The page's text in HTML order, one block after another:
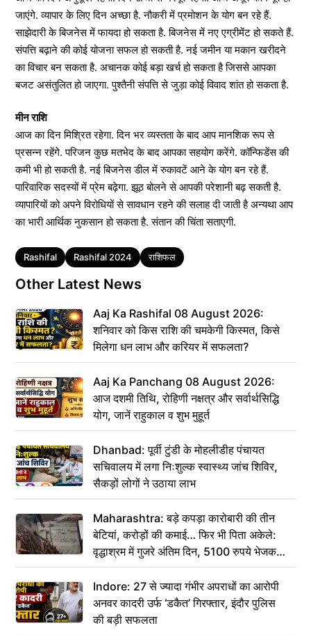
जाएंगे. व्यापार के लिए दिन अच्छा है. नौकरी में प्रमोशन के योग बन रहे हैं.
साझेदारी के बिजनेस में फायदा हो सकता है. बिजनेस में नए एग्रीमेंट हो सकते हैं.
संपत्ति बढ़ाने की कोई योजना सफल हो सकती है. नई जमीन या मकान खरीदने
का विचार बन सकता है. अचानक कोई बड़ा खर्च हो सकता है जिससे आपका
बजट असंतुलित हो जाएगा. पुश्तैनी संपत्ति से जुड़ा कोई विवाद शांत हो सकता है.
मीन राशि
आज का दिन मिश्रित रहेगा. दिन भर व्यस्तता के बाद आप मानशिक रूप से
प्रसन्न रहेंगे. परिजन कुछ मतभेद के बाद आपका सहयोग करेंगे. कॉन्फिडेंस की
कमी भी हो सकती है. नई बिजनेस डील में रुकावटें आने के योग बन रहे हैं.
पारिवारिक सदस्यों में प्रेम बढ़ेगा. झूठ बोलने से आपकी परेशानी बढ़ सकती है.
व्यापारियों को अपने विरोधियों से सावधान रहने की सलाह दी जाती है अन्यथा आप
का भारी आर्थिक नुकसान हो सकता है. संतान की चिंता सताएगी.
Tags
Rashifal Rashifal 2024 राशिफल
Other Latest News
Aaj Ka Rashifal 08 August 2026:
शनिवार को किस राशि की चमकेगी किस्मत, किसे
मिलेगा धन लाभ और करियर में सफलता?
Aaj Ka Panchang 08 August 2026:
आज दशमी तिथि, रोहिणी नक्षत्र और सर्वार्थसिद्धि
योग, जानें राहुकाल व शुभ मुहूर्त
Dhanbad: पूर्वी टुंडी के मोहलीडीह पंचायत
सचिवालय में लगा निःशुल्क स्वास्थ्य जांच शिविर,
सैकड़ों लोगों ने उठाया लाभ
Maharashtra: बड़े कपड़ा कारोबारी की तीन
बेटियां, करोड़ों की कमाई… फिर भी पिता अकेले:
वृद्धाश्रम में गुजरे अंतिम दिन, 5100 रुपये भेजकर
कहा– अंतिम संस्कार कर दीजिए हम नहीं आ पाएंगे
Indore: 27 से ज्यादा गंभीर अपराधों का आरोपी
अनवर कादरी उर्फ ‘डकैत’ गिरफ्तार, इंदौर पुलिस
की बड़ी सफलता